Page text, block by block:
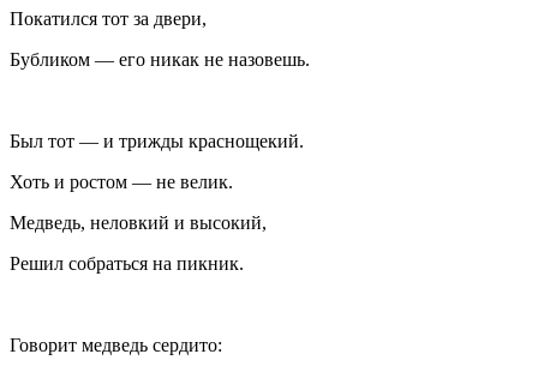
Покатился тот за двери,
Бубликом — его никак не назовешь.
Был тот — и трижды краснощекий.
Хоть и ростом — не велик.
Медведь, неловкий и высокий,
Решил собраться на пикник.
Говорит медведь сердито: